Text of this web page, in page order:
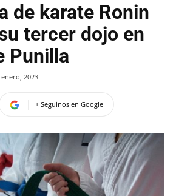
de karate Ronin
tercer dojo en
Punilla
enero, 2023
+ Seguinos en Google